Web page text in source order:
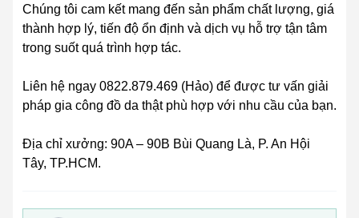
Chúng tôi cam kết mang đến sản phẩm chất lượng, giá
thành hợp lý, tiến độ ổn định và dịch vụ hỗ trợ tận tâm
trong suốt quá trình hợp tác.
Liên hệ ngay 0822.879.469 (Hảo) để được tư vấn giải
pháp gia công đồ da thật phù hợp với nhu cầu của bạn.
Địa chỉ xưởng: 90A – 90B Bùi Quang Là, P. An Hội
Tây, TP.HCM.